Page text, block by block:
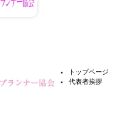
トップページ
代表者挨拶